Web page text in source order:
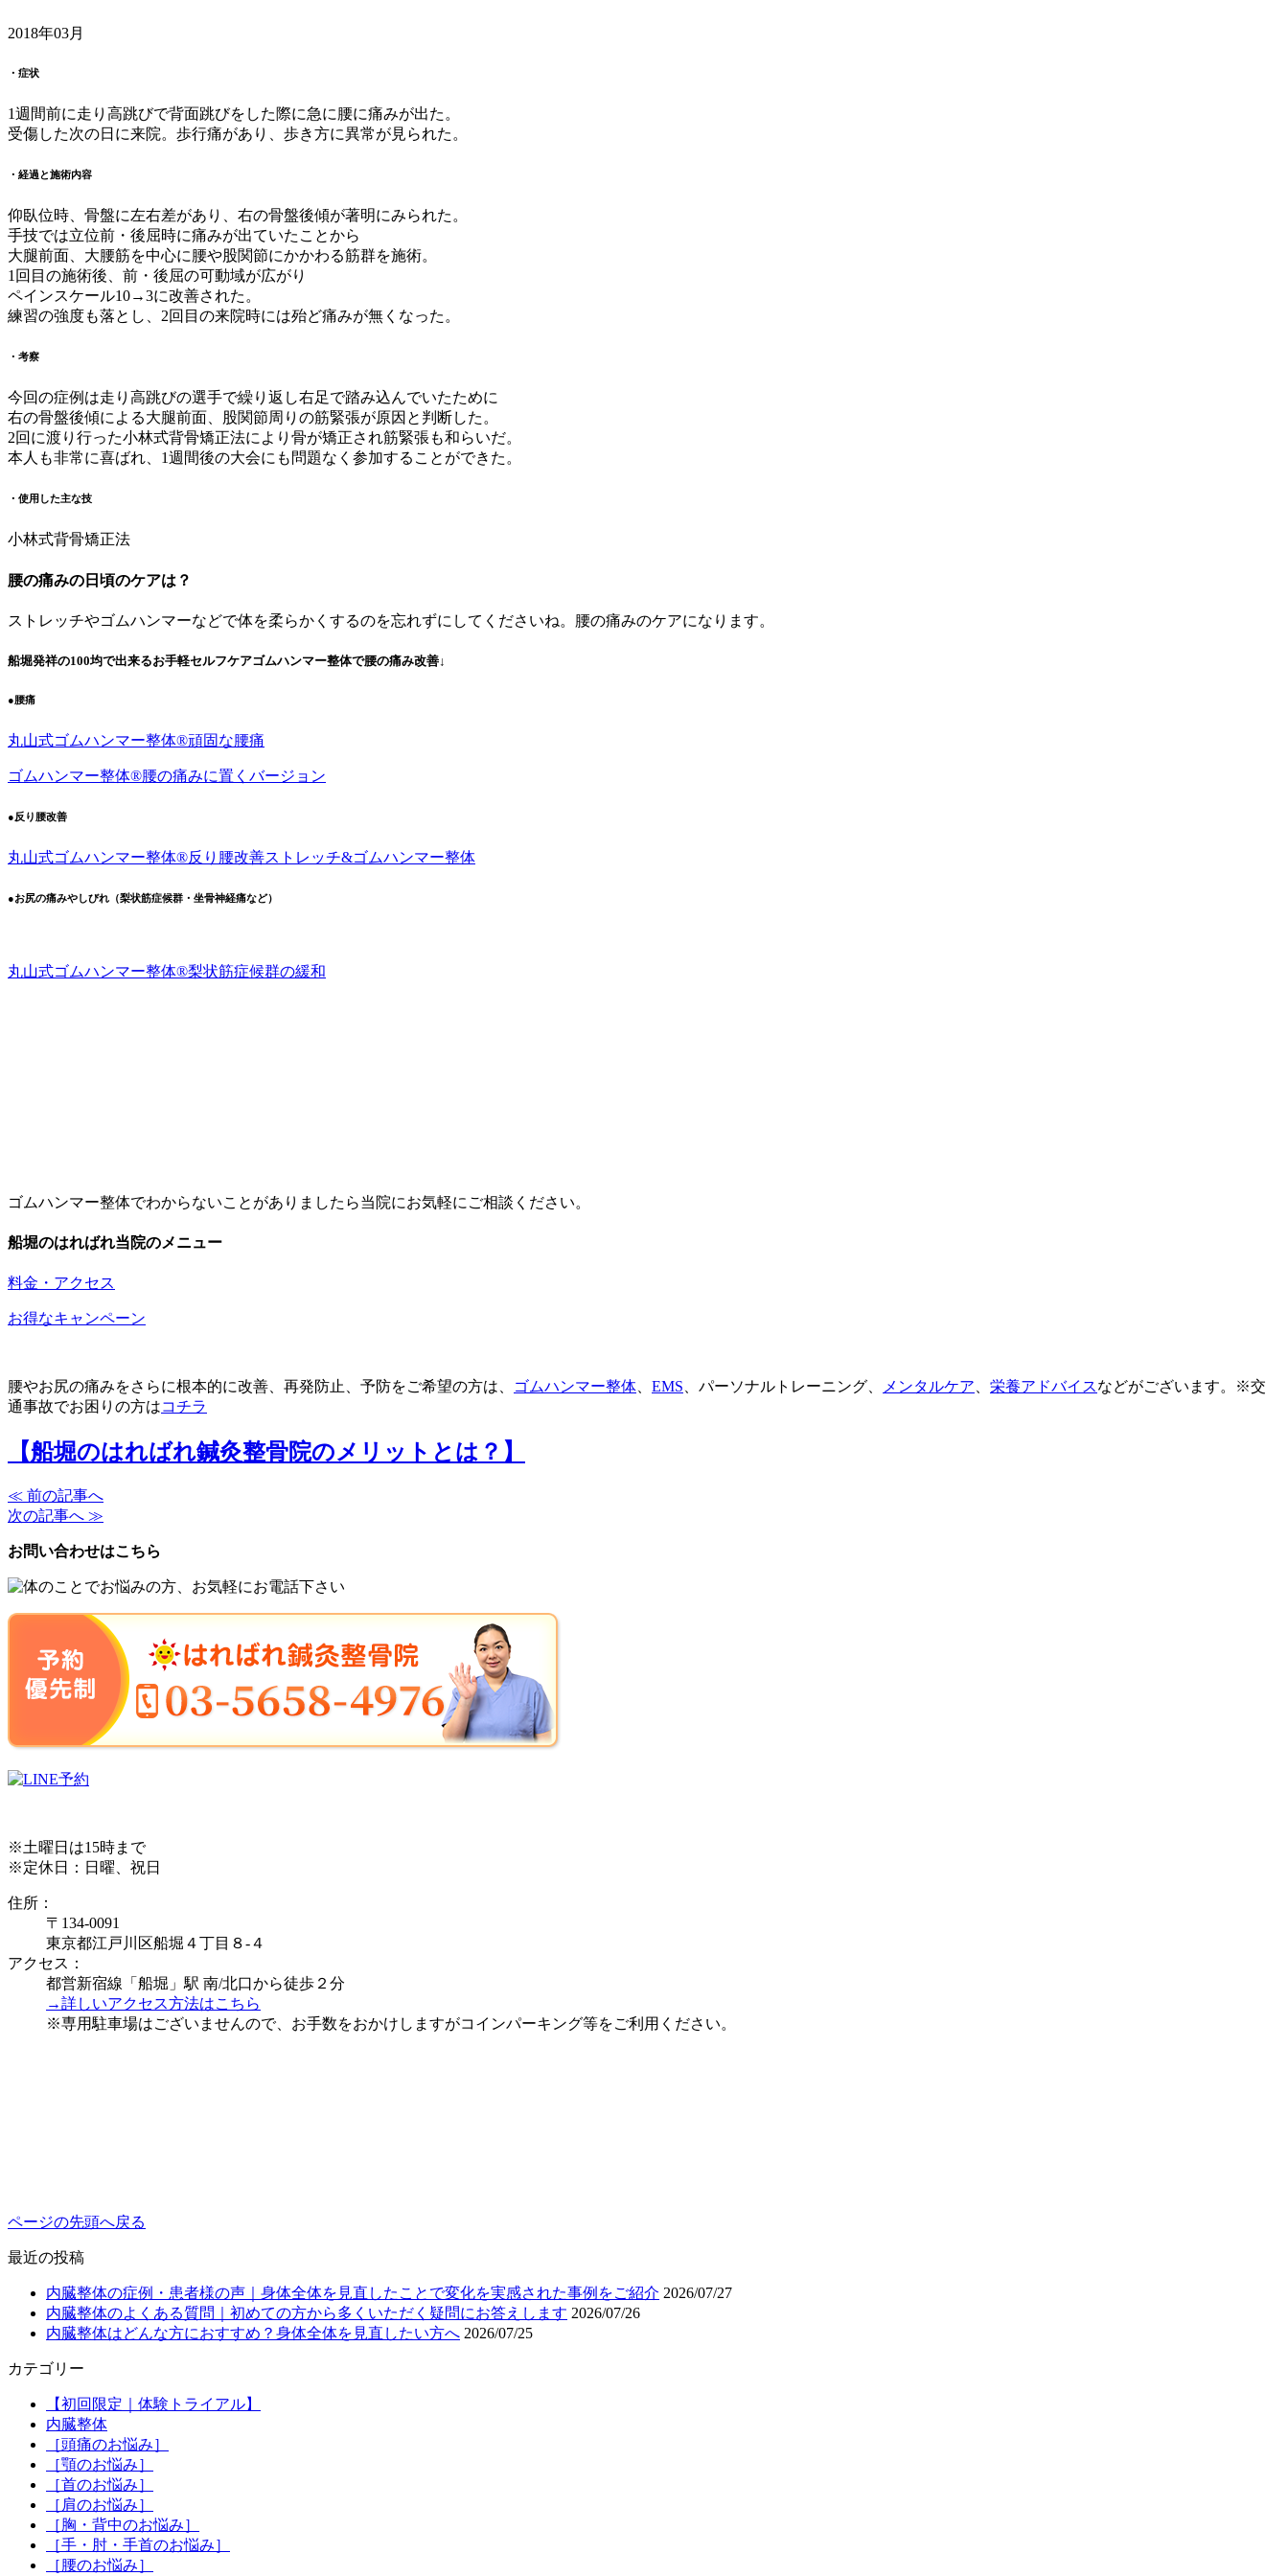
2018年03月
・症状
1週間前に走り高跳びで背面跳びをした際に急に腰に痛みが出た。
受傷した次の日に来院。歩行痛があり、歩き方に異常が見られた。
・経過と施術内容
仰臥位時、骨盤に左右差があり、右の骨盤後傾が著明にみられた。
手技では立位前・後屈時に痛みが出ていたことから
大腿前面、大腰筋を中心に腰や股関節にかかわる筋群を施術。
1回目の施術後、前・後屈の可動域が広がり
ペインスケール10→3に改善された。
練習の強度も落とし、2回目の来院時には殆ど痛みが無くなった。
・考察
今回の症例は走り高跳びの選手で繰り返し右足で踏み込んでいたために
右の骨盤後傾による大腿前面、股関節周りの筋緊張が原因と判断した。
2回に渡り行った小林式背骨矯正法により骨が矯正され筋緊張も和らいだ。
本人も非常に喜ばれ、1週間後の大会にも問題なく参加することができた。
・使用した主な技
小林式背骨矯正法
腰の痛みの日頃のケアは？
ストレッチやゴムハンマーなどで体を柔らかくするのを忘れずにしてくださいね。腰の痛みのケアになります。
船堀発祥の100均で出来るお手軽セルフケアゴムハンマー整体で腰の痛み改善↓
●腰痛
丸山式ゴムハンマー整体®︎頑固な腰痛
ゴムハンマー整体®︎腰の痛みに置くバージョン
●反り腰改善
丸山式ゴムハンマー整体®︎反り腰改善ストレッチ&ゴムハンマー整体
●お尻の痛みやしびれ（梨状筋症候群・坐骨神経痛など）
丸山式ゴムハンマー整体®︎梨状筋症候群の緩和
ゴムハンマー整体でわからないことがありましたら当院にお気軽にご相談ください。
船堀のはればれ当院のメニュー
料金・アクセス
お得なキャンペーン
腰やお尻の痛みをさらに根本的に改善、再発防止、予防をご希望の方は、 ゴムハンマー整体 EMS 、パーソナルトレーニング、 メンタルケア 栄養アドバイスなどがございます。※交
通事故でお困りの方はコチラ
【船堀のはればれ鍼灸整骨院のメリットとは？】
≪ 前の記事へ
次の記事へ ≫
お問い合わせはこちら
※土曜日は15時まで
※定休日：日曜、祝日
住所：
〒134-0091
東京都江戸川区船堀４丁目８-４
アクセス：
都営新宿線「船堀」駅 南/北口から徒歩２分
→詳しいアクセス方法はこちら
※専用駐車場はございませんので、お手数をおかけしますがコインパーキング等をご利用ください。
ページの先頭へ戻る
最近の投稿
内臓整体の症例・患者様の声｜身体全体を見直したことで変化を実感された事例をご紹介 2026/07/27
内臓整体のよくある質問｜初めての方から多くいただく疑問にお答えします 2026/07/26
内臓整体はどんな方におすすめ？身体全体を見直したい方へ 2026/07/25
カテゴリー
【初回限定｜体験トライアル】
内臓整体
［頭痛のお悩み］
［顎のお悩み］
［首のお悩み］
［肩のお悩み］
［胸・背中のお悩み］
［手・肘・手首のお悩み］
［腰のお悩み］